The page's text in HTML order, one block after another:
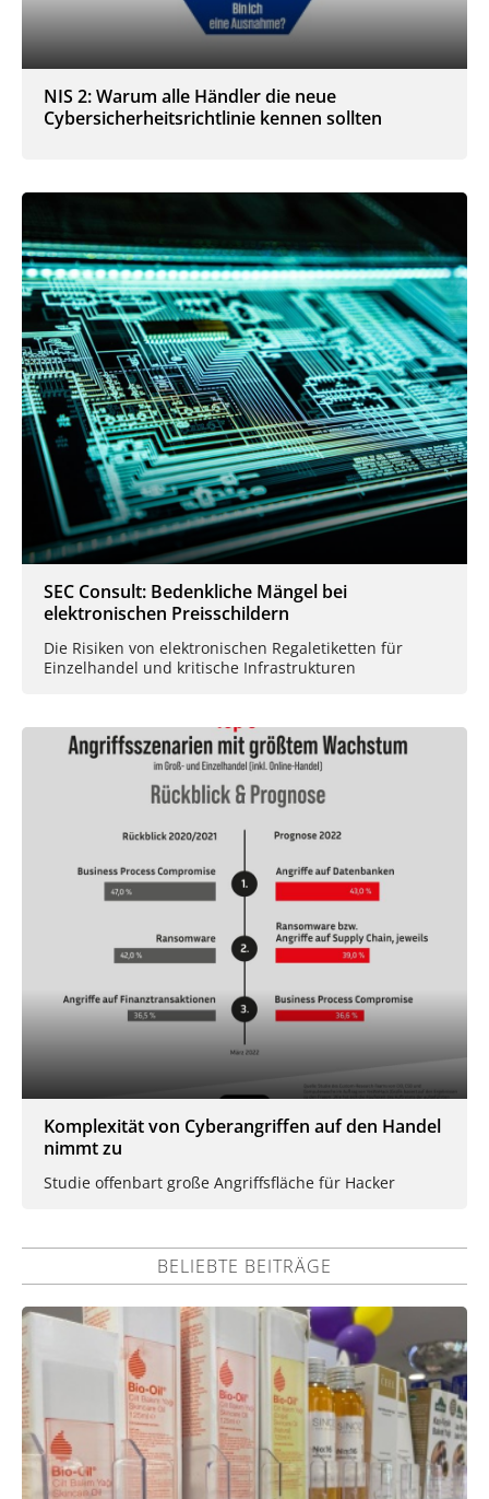
NIS 2: Warum alle Händler die neue
Cybersicherheitsrichtlinie kennen sollten
SEC Consult: Bedenkliche Mängel bei
elektronischen Preisschildern
Die Risiken von elektronischen Regaletiketten für
Einzelhandel und kritische Infrastrukturen
Komplexität von Cyberangriffen auf den Handel
nimmt zu
Studie offenbart große Angriffsfläche für Hacker
BELIEBTE BEITRÄGE